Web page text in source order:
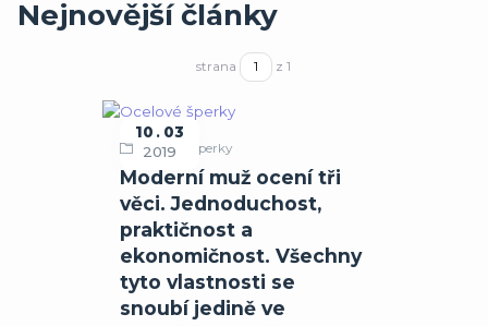
Nejnovější články
strana z 1
Moderní muž ocení tři
věci. Jednoduchost,
praktičnost a
ekonomičnost. Všechny
tyto vlastnosti se
snoubí jedině ve
10
03
2019
Ocelové šperky